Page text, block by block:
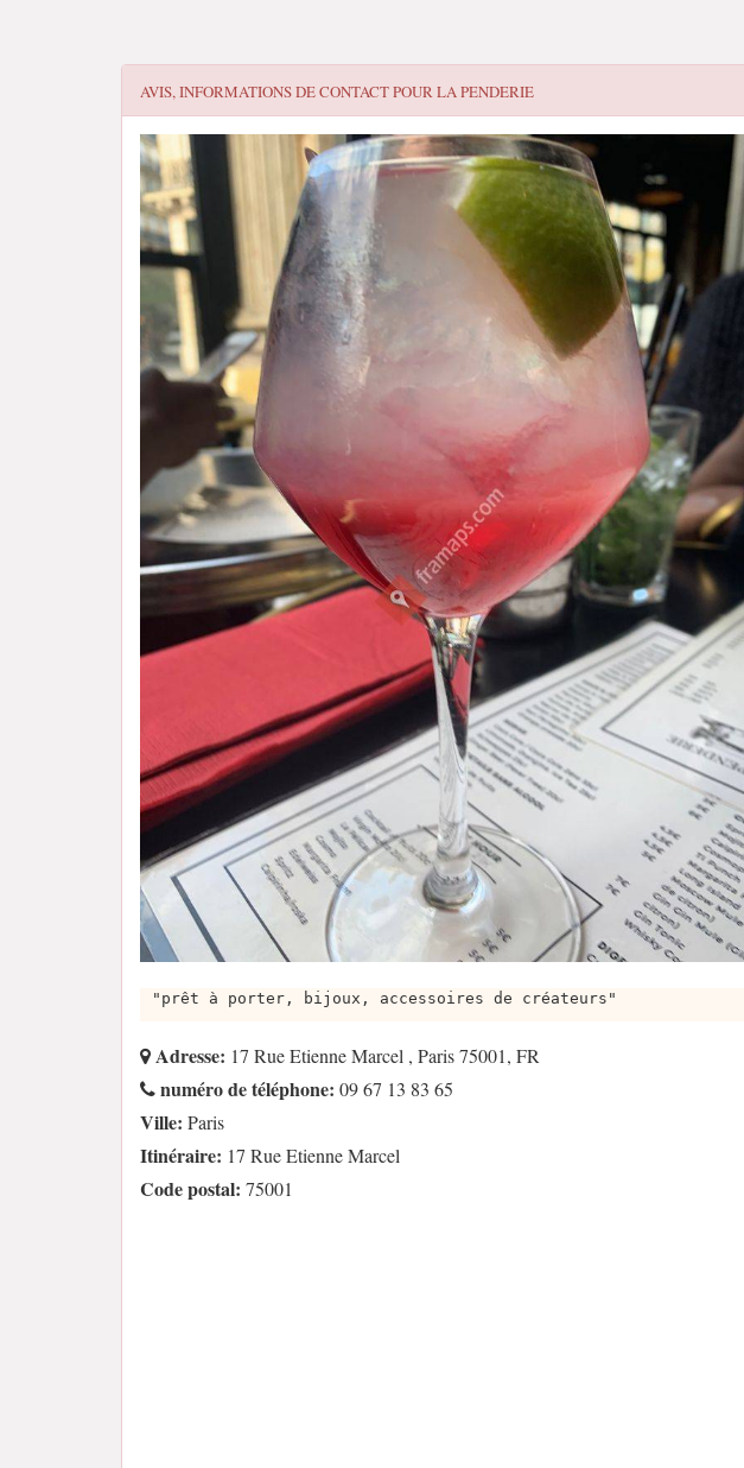
AVIS, INFORMATIONS DE CONTACT POURLA PENDERIE
"prêt à porter, bijoux, accessoires de créateurs"
Adresse: 17 Rue Etienne Marcel , Paris 75001, FR
numéro de téléphone: 09 67 13 83 65
Ville: Paris
Itinéraire: 17 Rue Etienne Marcel
Code postal: 75001